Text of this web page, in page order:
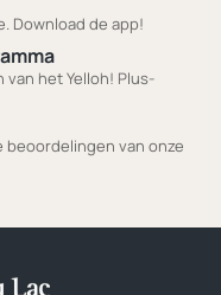
Download de app!
het Yelloh! Plus-
beoordelingen van onze